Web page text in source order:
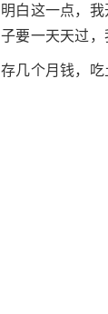
明白这一点，
子要一天天过，
存几个月钱，吃